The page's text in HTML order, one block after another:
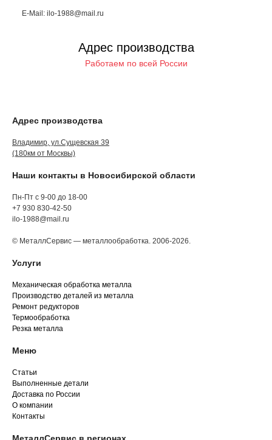
E-Mail: ilo-1988@mail.ru
Адрес производства
Работаем по всей России
Адрес производства
Владимир, ул.Сущевская 39
(180км от Москвы)
Наши контакты в Новосибирской области
Пн-Пт с 9-00 до 18-00
+7 930 830-42-50
ilo-1988@mail.ru
© МеталлСервис — металлообработка. 2006-2026.
Услуги
Механическая обработка металла
Производство деталей из металла
Ремонт редукторов
Термообработка
Резка металла
Меню
Статьи
Выполненные детали
Доставка по России
О компании
Контакты